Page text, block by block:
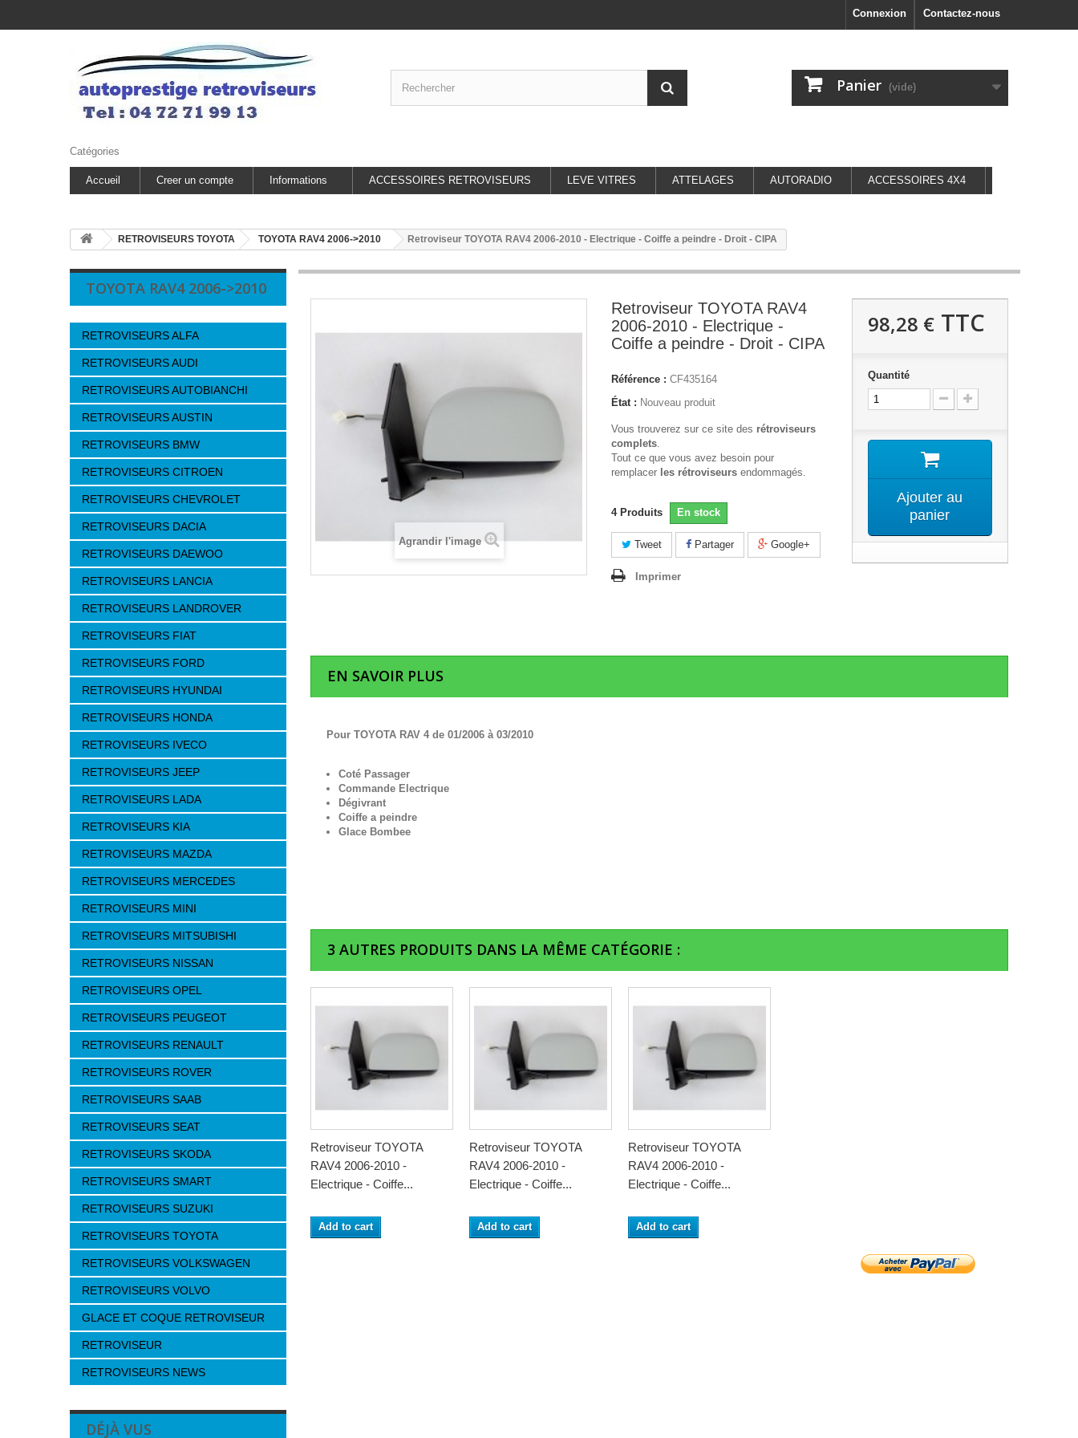
Contactez-nous
Connexion
Panier (vide)
Catégories
Accueil Creer un compte Informations ACCESSOIRES RETROVISEURS LEVE VITRES ATTELAGES AUTORADIO ACCESSOIRES 4X4
RETROVISEURS TOYOTA TOYOTA RAV4 2006->2010 Retroviseur TOYOTA RAV4 2006-2010 - Electrique - Coiffe a peindre - Droit - CIPA
TOYOTA RAV4 2006->2010
RETROVISEURS ALFA
RETROVISEURS AUDI
RETROVISEURS AUTOBIANCHI
RETROVISEURS AUSTIN
RETROVISEURS BMW
RETROVISEURS CITROEN
RETROVISEURS CHEVROLET
RETROVISEURS DACIA
RETROVISEURS DAEWOO
RETROVISEURS LANCIA
RETROVISEURS LANDROVER
RETROVISEURS FIAT
RETROVISEURS FORD
RETROVISEURS HYUNDAI
RETROVISEURS HONDA
RETROVISEURS IVECO
RETROVISEURS JEEP
RETROVISEURS LADA
RETROVISEURS KIA
RETROVISEURS MAZDA
RETROVISEURS MERCEDES
RETROVISEURS MINI
RETROVISEURS MITSUBISHI
RETROVISEURS NISSAN
RETROVISEURS OPEL
RETROVISEURS PEUGEOT
RETROVISEURS RENAULT
RETROVISEURS ROVER
RETROVISEURS SAAB
RETROVISEURS SEAT
RETROVISEURS SKODA
RETROVISEURS SMART
RETROVISEURS SUZUKI
RETROVISEURS TOYOTA
RETROVISEURS VOLKSWAGEN
RETROVISEURS VOLVO
GLACE ET COQUE RETROVISEUR
RETROVISEUR
RETROVISEURS NEWS
DÉJÀ VUS
Agrandir l'image
Retroviseur TOYOTA RAV4
2006-2010 - Electrique -
Coiffe a peindre - Droit - CIPA
Référence : CF435164
État : Nouveau produit
Vous trouverez sur ce site des rétroviseurs
complets.
Tout ce que vous avez besoin pour
remplacer les rétroviseurs endommagés.
4 Produits En stock
Tweet Partager Google+
Imprimer
98,28 €TTC
Quantité
Ajouter au
panier
EN SAVOIR PLUS
Pour TOYOTA RAV 4 de 01/2006 à 03/2010
Coté Passager
Commande Electrique
Dégivrant
Coiffe a peindre
Glace Bombee
3 AUTRES PRODUITS DANS LA MÊME CATÉGORIE :
Retroviseur TOYOTA
RAV4 2006-2010 -
Electrique - Coiffe...
Add to cart
Retroviseur TOYOTA
RAV4 2006-2010 -
Electrique - Coiffe...
Add to cart
Retroviseur TOYOTA
RAV4 2006-2010 -
Electrique - Coiffe...
Add to cart